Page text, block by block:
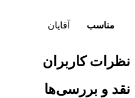
مناسب آقایان
نظرات کاربران
نقد و بررسی‌ها